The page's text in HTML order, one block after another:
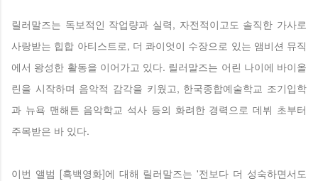
릴러말즈는 독보적인 작업량과 실력, 자전적이고도 솔직한 가사로
사랑받는 힙합 아티스트로, 더 콰이엇이 수장으로 있는 앰비션 뮤직
에서 왕성한 활동을 이어가고 있다. 릴러말즈는 어린 나이에 바이올
린을 시작하며 음악적 감각을 키웠고, 한국종합예술학교 조기입학
과 뉴욕 맨해튼 음악학교 석사 등의 화려한 경력으로 데뷔 초부터
주목받은 바 있다.
이번 앨범 [흑백영화]에 대해 릴러말즈는 '전보다 더 성숙하면서도